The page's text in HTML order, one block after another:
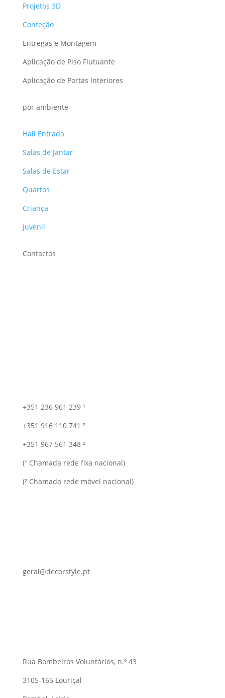
Projetos 3D
Confeção
Entregas e Montagem
Aplicação de Piso Flutuante
Aplicação de Portas Interiores
por ambiente
Hall Entrada
Salas de Jantar
Salas de Estar
Quartos
Criança
Juvenil
Contactos
+351 236 961 239 ¹
+351 916 110 741 ²
+351 967 561 348 ²
(¹ Chamada rede fixa nacional)
(² Chamada rede móvel nacional)
geral@decorstyle.pt
Rua Bombeiros Voluntários, n.º 43
3105-165 Louriçal